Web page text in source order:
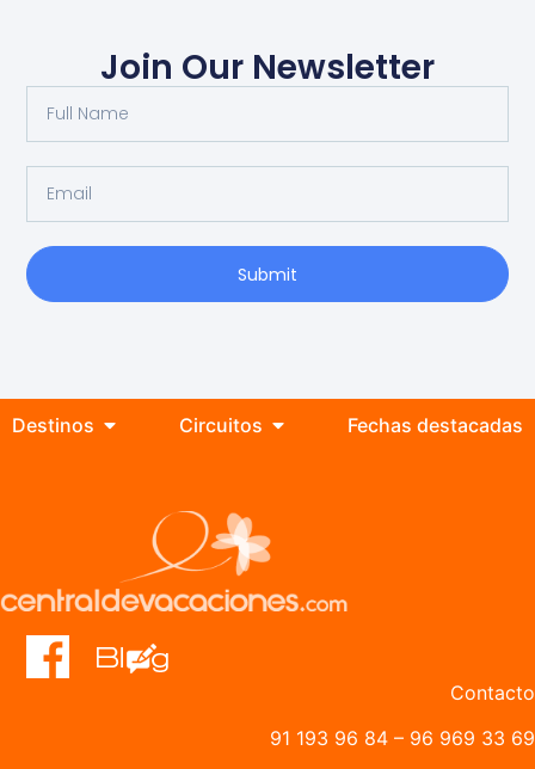
Join Our Newsletter
Submit
Destinos Circuitos Fechas destacadas
Contacto
91 193 96 84 – 96 969 33 69